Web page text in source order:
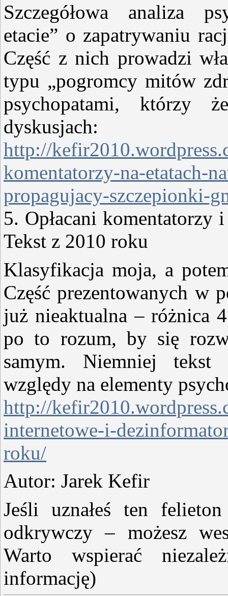
Szczegółowa analiza
etacie” o zapatrywaniu
Część z nich prowadzi
typu „pogromcy mitów
psychopatami, którzy
dyskusjach:
http://
komentatorzy-na-etatach-
propagujacy-szczepionki-
5. Opłacani komentatorzy
Tekst z 2010 roku
Klasyfikacja moja, a
Część prezentowanych w
już nieaktualna – różnica
po to rozum, by się
samym. Niemniej tekst
względy na elementy
http://
internetowe-i-
roku/
Autor: Jarek Kefir
Jeśli uznałeś ten
odkrywczy – możesz
Warto wspierać
informację)